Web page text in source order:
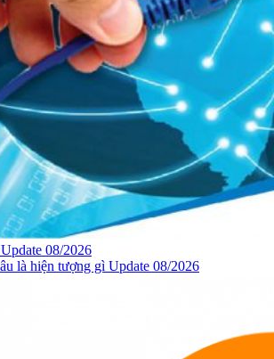
08/2026
là hiện tượng gì Update 08/2026